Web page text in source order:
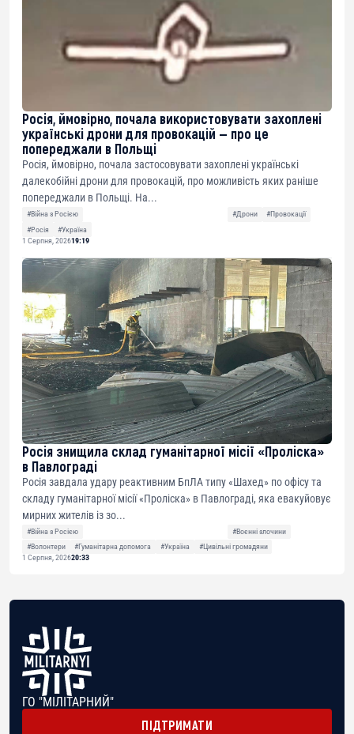
Росія, ймовірно, почала використовувати захоплені
українські дрони для провокацій — про це
попереджали в Польщі
Росія, ймовірно, почала застосовувати захоплені українські
далекобійні дрони для провокацій, про можливість яких раніше
попереджали в Польщі. На...
#Війна з Росією #Дрони
#Провокації
#Росія
#Україна
1 Серпня, 202619:19
Росія знищила склад гуманітарної місії «Проліска»
в Павлограді
Росія завдала удару реактивним БпЛА типу «Шахед» по офісу та
складу гуманітарної місії «Проліска» в Павлограді, яка евакуйовує
мирних жителів із зо...
#Війна з Росією
#Воєнні злочини
#Волонтери
#Гуманітарна допомога #Україна
#Цивільні громадяни
1 Серпня, 202620:33
ГО "МІЛІТАРНИЙ"
ПІДТРИМАТИ